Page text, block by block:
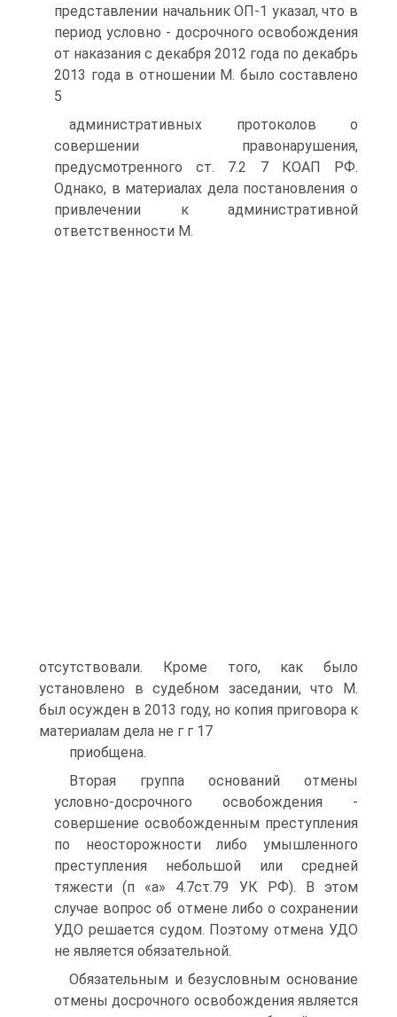
представлении начальник ОП-1 указал, что в
период условно - досрочного освобождения
от наказания с декабря 2012 года по декабрь
2013 года в отношении М. было составлено
5
административных протоколов о
совершении правонарушения,
предусмотренного ст. 7.2 7 КОАП РФ.
Однако, в материалах дела постановления о
привлечении к административной
ответственности М.
отсутствовали. Кроме того, как было
установлено в судебном заседании, что М.
был осужден в 2013 году, но копия приговора к
материалам дела не г г 17
приобщена.
Вторая группа оснований отмены
условно-досрочного освобождения -
совершение освобожденным преступления
по неосторожности либо умышленного
преступления небольшой или средней
тяжести (п «а» 4.7cτ.79 УК РФ). В этом
случае вопрос об отмене либо о сохранении
УДО решается судом. Поэтому отмена УДО
не является обязательной.
Обязательным и безусловным основание
отмены досрочного освобождения является